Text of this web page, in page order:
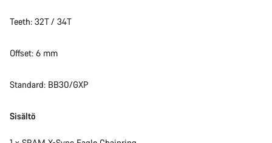
Teeth: 32T / 34T
Offset: 6 mm
Standard: BB30/GXP
Sisältö
vastaamaan kysymyksiisi.